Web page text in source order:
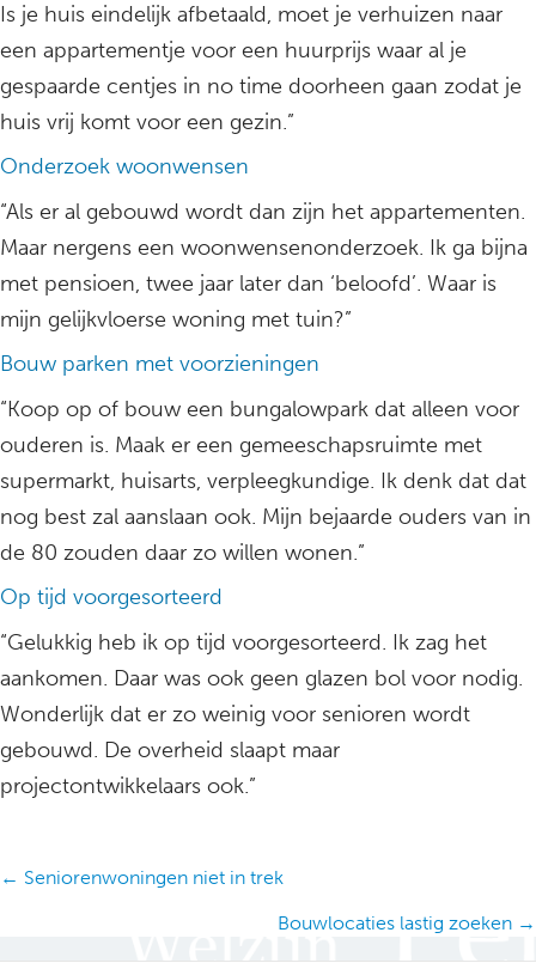
Is je huis eindelijk afbetaald, moet je verhuizen naar
een appartementje voor een huurprijs waar al je
gespaarde centjes in no time doorheen gaan zodat je
huis vrij komt voor een gezin.”
Onderzoek woonwensen
“Als er al gebouwd wordt dan zijn het appartementen.
Maar nergens een woonwensenonderzoek. Ik ga bijna
met pensioen, twee jaar later dan ‘beloofd’. Waar is
mijn gelijkvloerse woning met tuin?”
Bouw parken met voorzieningen
“Koop op of bouw een bungalowpark dat alleen voor
ouderen is. Maak er een gemeeschapsruimte met
supermarkt, huisarts, verpleegkundige. Ik denk dat dat
nog best zal aanslaan ook. Mijn bejaarde ouders van in
de 80 zouden daar zo willen wonen.”
Op tijd voorgesorteerd
“Gelukkig heb ik op tijd voorgesorteerd. Ik zag het
aankomen. Daar was ook geen glazen bol voor nodig.
Wonderlijk dat er zo weinig voor senioren wordt
gebouwd. De overheid slaapt maar
projectontwikkelaars ook.”
Posts
← Seniorenwoningen niet in trek
Bouwlocaties lastig zoeken →